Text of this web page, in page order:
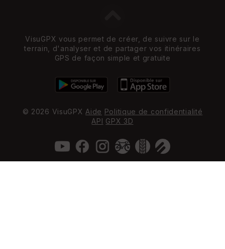
VisuGPX vous permet de créer, de suivre sur le
terrain, d'analyser et de partager vos itinéraires
GPS de façon simple et gratuite
© 2026 VisuGPX Aide Politique de confidentialité
API GPX 3D